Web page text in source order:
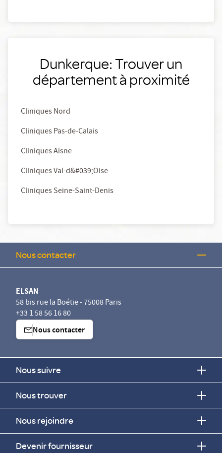
Dunkerque: Trouver un
département à proximité
Cliniques Nord
Cliniques Pas-de-Calais
Cliniques Aisne
Cliniques Val-d&#039;Oise
Cliniques Seine-Saint-Denis
Nous contacter
ELSAN
58 bis rue la Boétie - 75008 Paris
+33 1 58 56 16 80
Nous contacter
Nous suivre
Nous trouver
Nous rejoindre
Devenir fournisseur